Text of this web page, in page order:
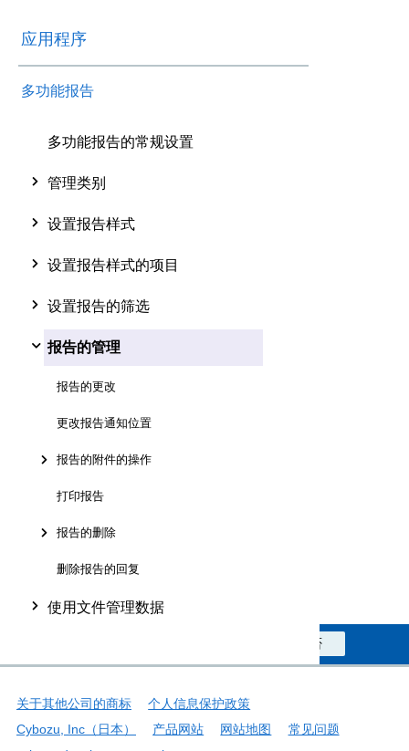
应用程序
多功能报告
多功能报告的常规设置
管理类别
设置报告样式
设置报告样式的项目
设置报告的筛选
报告的管理
报告的更改
更改报告通知位置
报告的附件的操作
打印报告
报告的删除
删除报告的回复
使用文件管理数据
否
关于其他公司的商标
个人信息保护政策
Cybozu, Inc（日本）
产品网站 网站地图
常见问题